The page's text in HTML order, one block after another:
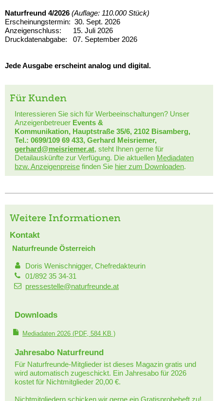
Naturfreund 4/2026 (Auflage: 110.000 Stück)
Erscheinungstermin: 30. Sept. 2026
Anzeigenschluss: 15. Juli 2026
Druckdatenabgabe: 07. September 2026
Jede Ausgabe erscheint analog und digital.
Für Kunden
Interessieren Sie sich für Werbeeinschaltungen? Unser
Anzeigenbetreuer Events &
Kommunikation, Hauptstraße 35/6, 2102 Bisamberg,
Tel.: 0699/109 69 433, Gerhard Meisriemer,
gerhard@meisriemer.at, steht Ihnen gerne für
Detailauskünfte zur Verfügung. Die aktuellen Mediadaten
bzw. Anzeigenpreise finden Sie hier zum Downloaden.
Weitere Informationen
Kontakt
Naturfreunde Österreich
Doris Wenischnigger, Chefredakteurin
01/892 35 34-31
pressestelle@naturfreunde.at
Downloads
Mediadaten 2026 (PDF, 584 KB )
Jahresabo Naturfreund
Für Naturfreunde-Mitglieder ist dieses Magazin gratis und
wird automatisch zugeschickt. Ein Jahresabo für 2026
kostet für Nichtmitglieder 20,00 €.
Nichtmitgliedern schicken wir gerne ein Gratisprobeheft zu!